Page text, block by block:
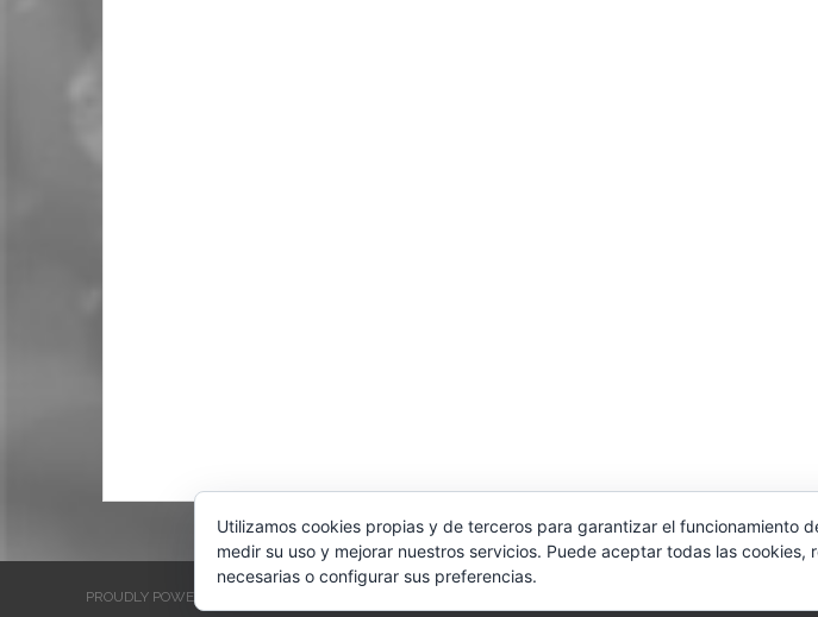
PROUDLY POWERED BY WORDPRESS
Utilizamos cookies propias y de terceros para garantizar el funcionamiento
medir su uso y mejorar nuestros servicios. Puede aceptar todas las cookies,
necesarias o configurar sus preferencias.